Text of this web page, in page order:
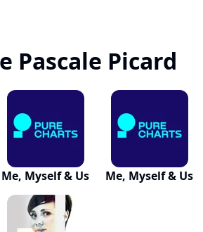
Pascale Picard
Me, Myself & Us Me, Myself & Us